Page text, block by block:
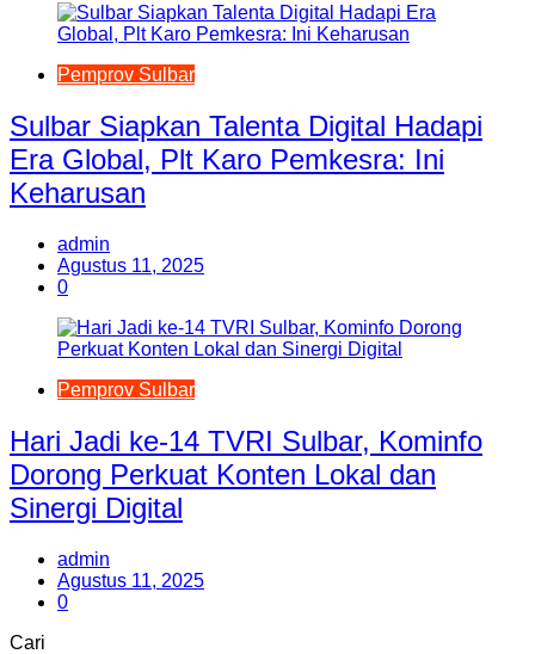
Pemprov Sulbar
Sulbar Siapkan Talenta Digital Hadapi
Era Global, Plt Karo Pemkesra: Ini
Keharusan
admin
Agustus 11, 2025
0
Pemprov Sulbar
Hari Jadi ke-14 TVRI Sulbar, Kominfo
Dorong Perkuat Konten Lokal dan
Sinergi Digital
admin
Agustus 11, 2025
0
Cari